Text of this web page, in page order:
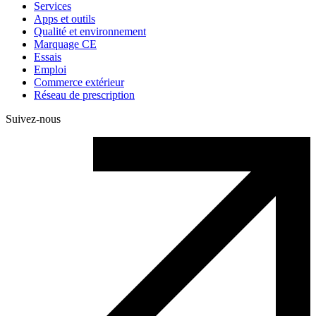
Services
Apps et outils
Qualité et environnement
Marquage CE
Essais
Emploi
Commerce extérieur
Réseau de prescription
Suivez-nous